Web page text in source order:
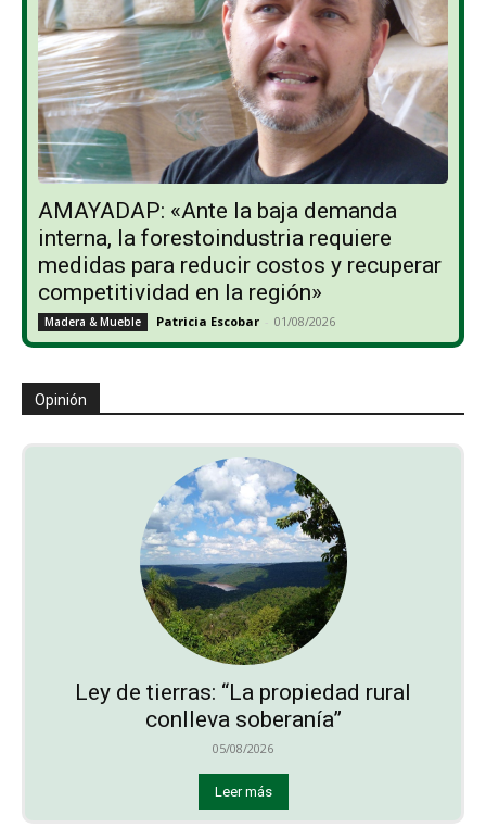
AMAYADAP: «Ante la baja demanda
interna, la forestoindustria requiere
medidas para reducir costos y recuperar
competitividad en la región»
Madera & Mueble Patricia Escobar - 01/08/2026
Opinión
Ley de tierras: “La propiedad rural
conlleva soberanía”
05/08/2026
Leer más